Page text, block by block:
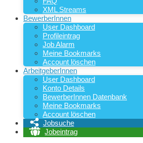
XML Streams
BewerberInnen
User Dashboard
Profileintrag
Job Alarm
Meine Bookmarks
Account löschen
ArbeitgeberInnen
User Dashboard
Konto Details
BewerberInnen Datenbank
Meine Bookmarks
Account löschen
Jobsuche
Jobeintrag